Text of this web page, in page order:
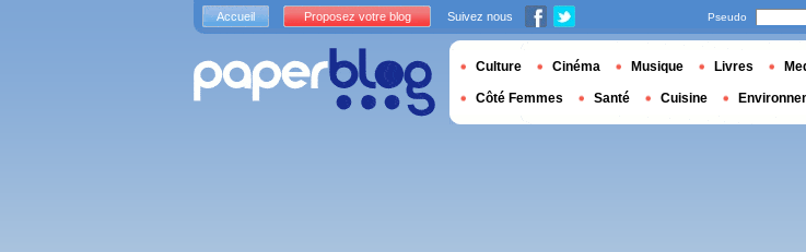
Accueil Proposez votre blog Suivez nous Pseudo
Culture Cinéma Musique Livres
Côté Femmes Santé Cuisine